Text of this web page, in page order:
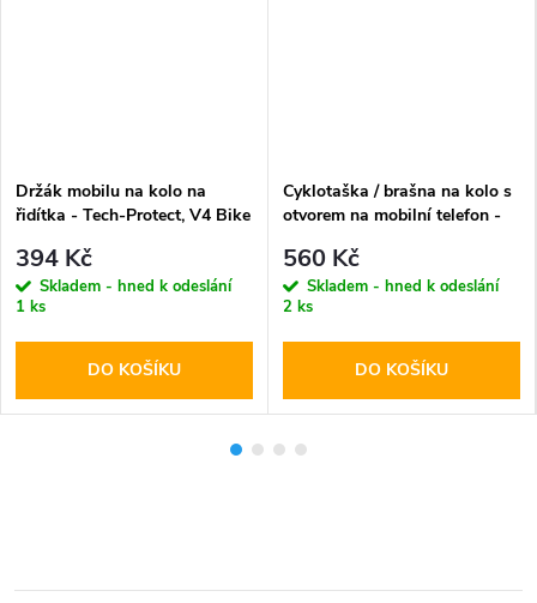
Držák mobilu na kolo na
řidítka - Tech-Protect, V4 Bike
394 Kč
Skladem - hned k odeslání
1 ks
DO KOŠÍKU
Cyklotaška / brašna na kolo s
otvorem na mobilní telefon -
560 Kč
Skladem - hned k odeslání
2 ks
DO KOŠÍKU